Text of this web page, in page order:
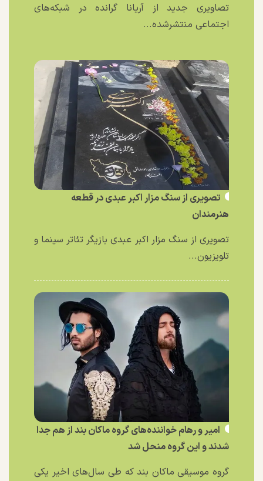
تصاویری جدید از آریانا گرانده در شبکه‌های
اجتماعی منتشرشده...
تصویری از سنگ مزار اکبر عبدی در قطعه
هنرمندان
تصویری از سنگ مزار اکبر عبدی بازیگر تئاتر سینما و
تلویزیون...
امیر و رهام خواننده‌های گروه ماکان بند از هم جدا
شدند و این گروه منحل شد
گروه موسیقی ماکان بند که طی سال‌های اخیر یکی